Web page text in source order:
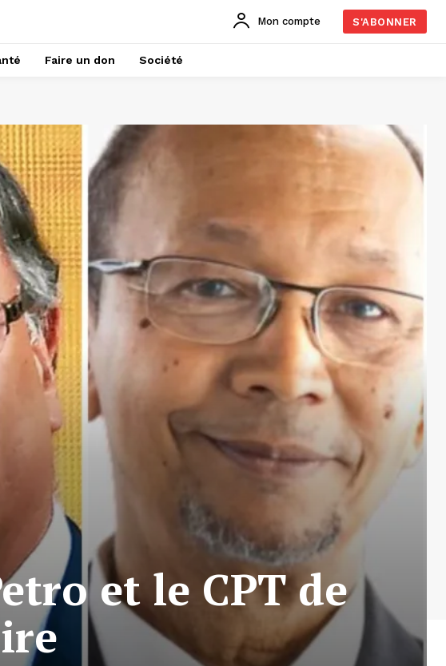
Mon compte S'ABONNER
Faire un don Société
et le CPT de